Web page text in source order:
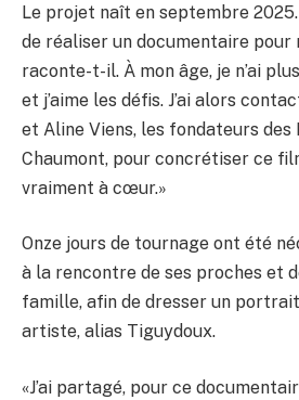
Le projet naît en septembre 2025.
de réaliser un documentaire pour
raconte-t-il. À mon âge, je n’ai
et j’aime les défis. J’ai alors
et Aline Viens, les fondateurs des
Chaumont, pour concrétiser ce
vraiment à cœur.»
Onze jours de tournage ont été
à la rencontre de ses proches et
famille, afin de dresser un
artiste, alias Tiguydoux.
«J’ai partagé, pour ce